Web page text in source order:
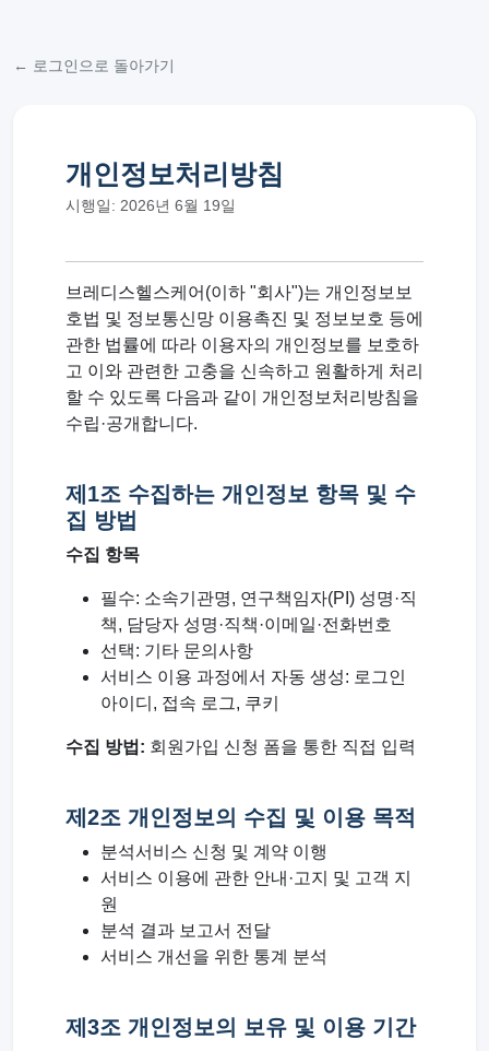
← 로그인으로 돌아가기
개인정보처리방침
시행일: 2026년 6월 19일
브레디스헬스케어(이하 "회사")는 개인정보보
호법 및 정보통신망 이용촉진 및 정보보호 등에
관한 법률에 따라 이용자의 개인정보를 보호하
고 이와 관련한 고충을 신속하고 원활하게 처리
할 수 있도록 다음과 같이 개인정보처리방침을
수립·공개합니다.
제1조 수집하는 개인정보 항목 및 수
집 방법
수집 항목
필수: 소속기관명, 연구책임자(PI) 성명·직
책, 담당자 성명·직책·이메일·전화번호
선택: 기타 문의사항
서비스 이용 과정에서 자동 생성: 로그인
아이디, 접속 로그, 쿠키
수집 방법: 회원가입 신청 폼을 통한 직접 입력
제2조 개인정보의 수집 및 이용 목적
분석서비스 신청 및 계약 이행
서비스 이용에 관한 안내·고지 및 고객 지
원
분석 결과 보고서 전달
서비스 개선을 위한 통계 분석
제3조 개인정보의 보유 및 이용 기간